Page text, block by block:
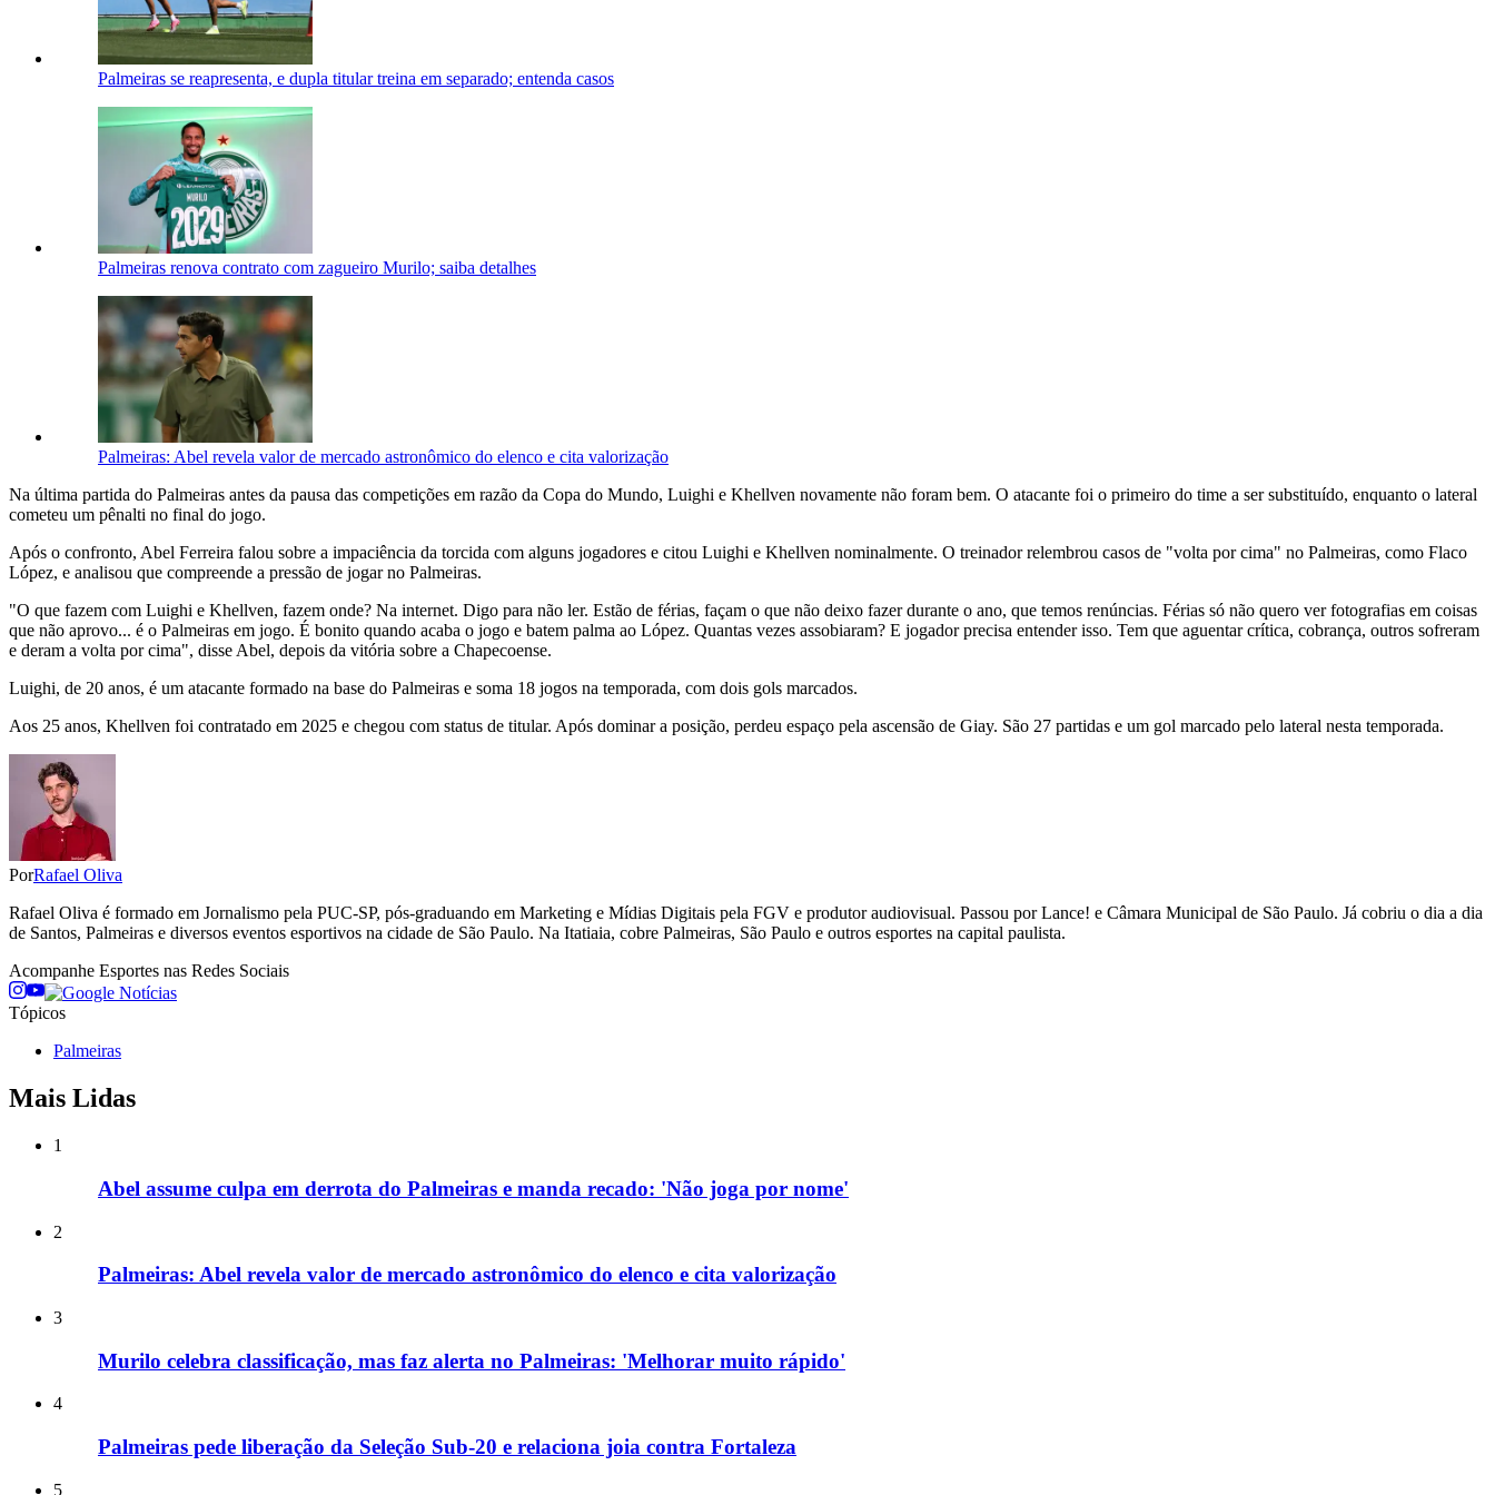
Palmeiras se reapresenta, e dupla titular treina em separado; entenda casos
Palmeiras renova contrato com zagueiro Murilo; saiba detalhes
Palmeiras: Abel revela valor de mercado astronômico do elenco e cita valorização
Na última partida do Palmeiras antes da pausa das competições em razão da Copa do Mundo, Luighi e Khellven novamente não foram bem. O atacante foi o primeiro do time a ser substituído, enquanto o lateral
cometeu um pênalti no final do jogo.
Após o confronto, Abel Ferreira falou sobre a impaciência da torcida com alguns jogadores e citou Luighi e Khellven nominalmente. O treinador relembrou casos de "volta por cima" no Palmeiras, como Flaco
López, e analisou que compreende a pressão de jogar no Palmeiras.
"O que fazem com Luighi e Khellven, fazem onde? Na internet. Digo para não ler. Estão de férias, façam o que não deixo fazer durante o ano, que temos renúncias. Férias só não quero ver fotografias em coisas
que não aprovo... é o Palmeiras em jogo. É bonito quando acaba o jogo e batem palma ao López. Quantas vezes assobiaram? E jogador precisa entender isso. Tem que aguentar crítica, cobrança, outros sofreram
e deram a volta por cima", disse Abel, depois da vitória sobre a Chapecoense.
Luighi, de 20 anos, é um atacante formado na base do Palmeiras e soma 18 jogos na temporada, com dois gols marcados.
Aos 25 anos, Khellven foi contratado em 2025 e chegou com status de titular. Após dominar a posição, perdeu espaço pela ascensão de Giay. São 27 partidas e um gol marcado pelo lateral nesta temporada.
PorRafael Oliva
Rafael Oliva é formado em Jornalismo pela PUC-SP, pós-graduando em Marketing e Mídias Digitais pela FGV e produtor audiovisual. Passou por Lance! e Câmara Municipal de São Paulo. Já cobriu o dia a dia
de Santos, Palmeiras e diversos eventos esportivos na cidade de São Paulo. Na Itatiaia, cobre Palmeiras, São Paulo e outros esportes na capital paulista.
Acompanhe Esportes nas Redes Sociais
Tópicos
Palmeiras
Mais Lidas
1
Abel assume culpa em derrota do Palmeiras e manda recado: 'Não joga por nome'
2
Palmeiras: Abel revela valor de mercado astronômico do elenco e cita valorização
3
Murilo celebra classificação, mas faz alerta no Palmeiras: 'Melhorar muito rápido'
4
Palmeiras pede liberação da Seleção Sub-20 e relaciona joia contra Fortaleza
5